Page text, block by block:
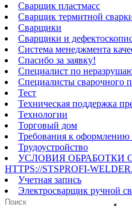
Сварщик пластмасс
Сварщик термитной
Сварщики
Сварщики и
Система менеджмента
Спасибо за заявку!
Специалист по
Специалисты сварочного
Тест
Техническая поддержка
Технологии
Торговый дом
Требования к оформлению
Трудоустройство
УСЛОВИЯ ОБРАБОТКИ
HTTPS://STSPROFI-
Учетная запись
Электросварщик ручной